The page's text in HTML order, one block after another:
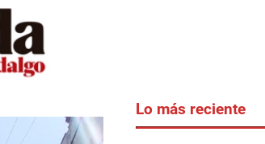
Lo más reciente